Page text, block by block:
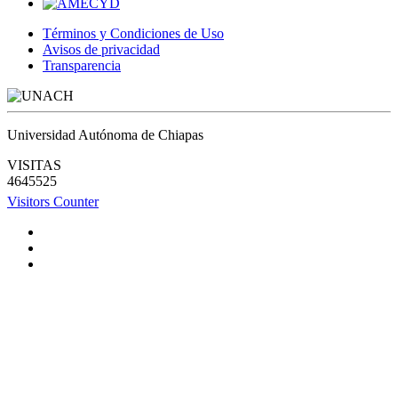
Términos y Condiciones de Uso
Avisos de privacidad
Transparencia
Universidad Autónoma de Chiapas
VISITAS
4645525
Visitors Counter